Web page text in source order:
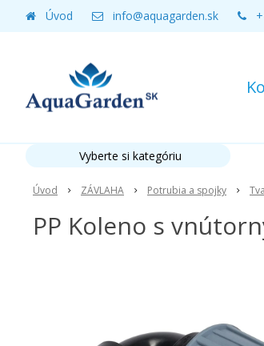
Úvod info@aquagarden.sk
Úvod ZÁVLAHA Potrubia a spojky
PP Koleno s
Vyberte si kategóriu